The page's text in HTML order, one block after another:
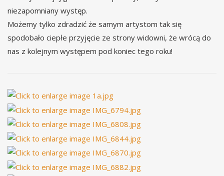
niezapomniany występ.
Możemy tylko zdradzić że samym artystom tak się
spodobało ciepłe przyjęcie ze strony widowni, że wrócą do
nas z kolejnym występem pod koniec tego roku!